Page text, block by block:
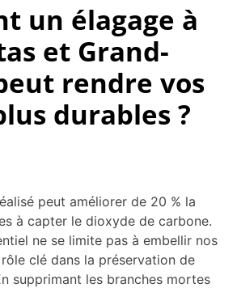
un élagage à
et Grand-
rendre vos
durables ?
peut améliorer de 20 % la
à capter le dioxyde de carbone.
ne se limite pas à embellir nos
clé dans la préservation de
supprimant les branches mortes